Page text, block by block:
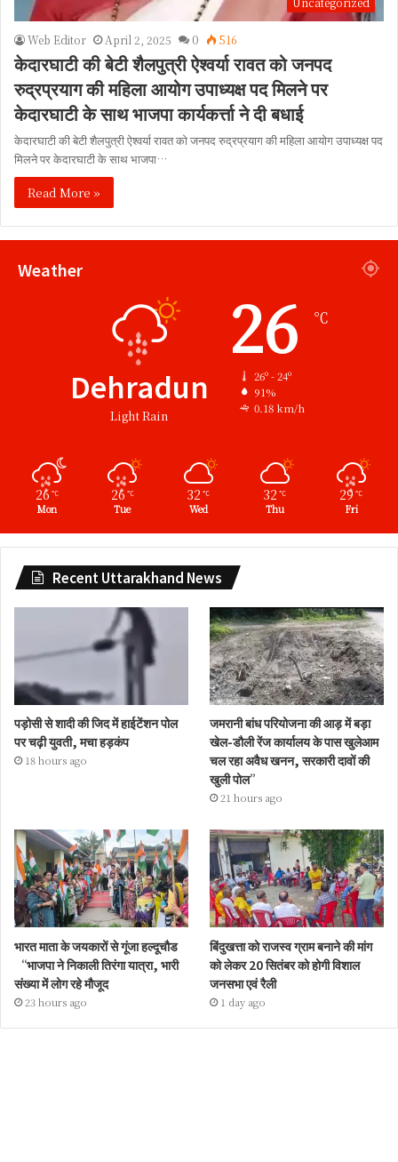
Web Editor April 2, 2025 0 516
केदारघाटी की बेटी शैलपुत्री ऐश्वर्या रावत को जनपद
रुद्रप्रयाग की महिला आयोग उपाध्यक्ष पद मिलने पर
केदारघाटी के साथ भाजपा कार्यकर्त्ता ने दी बधाई
केदारघाटी की बेटी शैलपुत्री ऐश्वर्या रावत को जनपद रुद्रप्रयाग की महिला आयोग उपाध्यक्ष पद
मिलने पर केदारघाटी के साथ भाजपा…
Read More »
Weather
Dehradun
Light Rain
26 ℃
26º - 24º
91%
0.18 km/h
26 ℃
Mon
26 ℃
Tue
32 ℃
Wed
32 ℃
Thu
29 ℃
Fri
Recent Uttarakhand News
पड़ोसी से शादी की जिद में हाईटेंशन पोल
पर चढ़ी युवती, मचा हड़कंप
18 hours ago
जमरानी बांध परियोजना की आड़ में बड़ा
खेल-डौली रेंज कार्यालय के पास खुलेआम
चल रहा अवैध खनन, सरकारी दावों की
खुली पोल”
21 hours ago
भारत माता के जयकारों से गूंजा हल्दूचौड
“भाजपा ने निकाली तिरंगा यात्रा, भारी
संख्या में लोग रहे मौजूद
23 hours ago
बिंदुखत्ता को राजस्व ग्राम बनाने की मांग
को लेकर 20 सितंबर को होगी विशाल
जनसभा एवं रैली
1 day ago